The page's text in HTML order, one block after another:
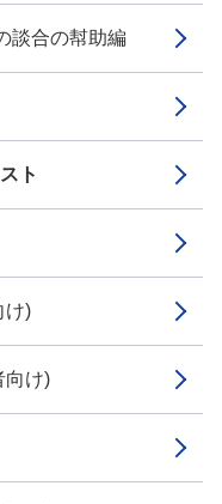
談合の幇助編
ト
け)
向け)